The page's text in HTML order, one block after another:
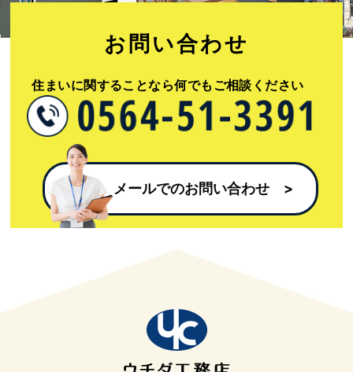
お問い合わせ​
住まいに関することなら何でもご相談ください​
メールでのお問い合わせ​ >